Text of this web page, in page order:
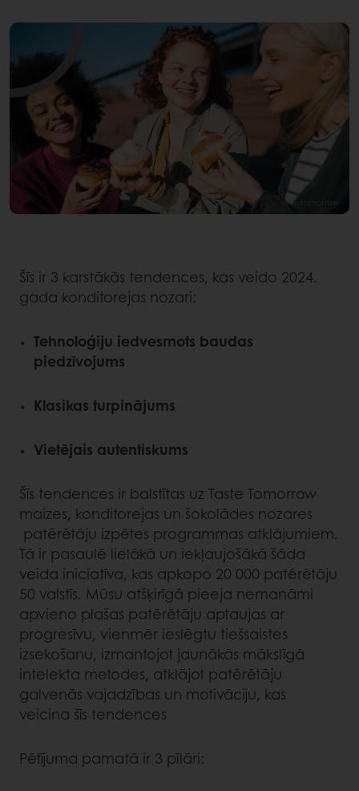
Šīs ir 3 karstākās tendences, kas veido 2024.
gada konditorejas nozari:
Tehnoloģiju iedvesmots baudas
piedzīvojums
Klasikas turpinājums
Vietējais autentiskums
Šīs tendences ir balstītas uz Taste Tomorrow
maizes, konditorejas un šokolādes nozares
patērētāju izpētes programmas atklājumiem.
Tā ir pasaulē lielākā un iekļaujošākā šāda
veida iniciatīva, kas apkopo 20 000 patērētāju
50 valstīs. Mūsu atšķirīgā pieeja nemanāmi
apvieno plašas patērētāju aptaujas ar
progresīvu, vienmēr ieslēgtu tiešsaistes
izsekošanu, izmantojot jaunākās mākslīgā
intelekta metodes, atklājot patērētāju
galvenās vajadzības un motivāciju, kas
veicina šīs tendences
Pētījuma pamatā ir 3 pīlāri: